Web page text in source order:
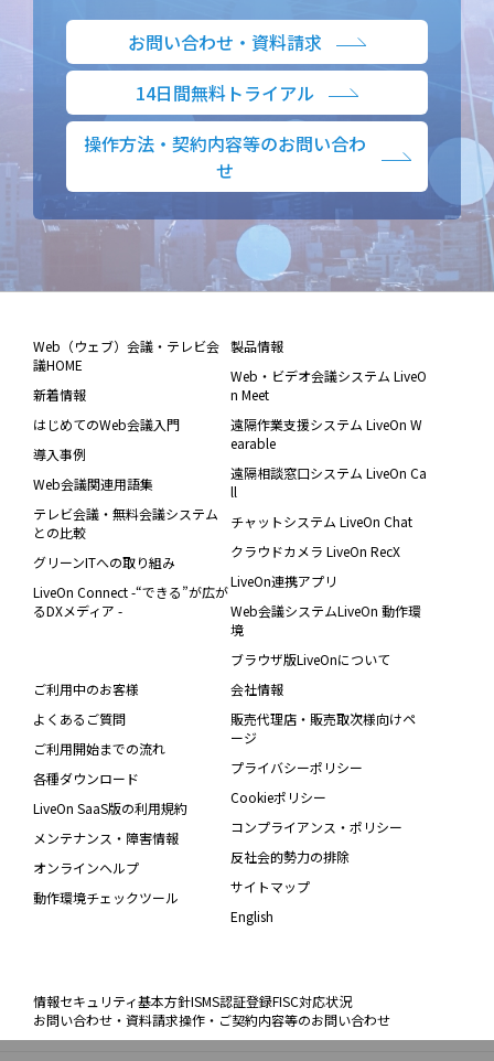
お問い合わせ・資料請求
14日間無料トライアル
操作方法・契約内容等のお問い合わ
せ
Web（ウェブ）会議・テレビ会
議HOME
新着情報
はじめてのWeb会議入門
導入事例
Web会議関連用語集
テレビ会議・無料会議システム
との比較
グリーンITへの取り組み
LiveOn Connect -“できる”が広が
るDXメディア -
製品情報
Web・ビデオ会議システム LiveO
n Meet
遠隔作業支援システム LiveOn W
earable
遠隔相談窓口システム LiveOn Ca
ll
チャットシステム LiveOn Chat
クラウドカメラ LiveOn RecX
LiveOn連携アプリ
Web会議システムLiveOn 動作環
境
ブラウザ版LiveOnについて
ご利用中のお客様
よくあるご質問
ご利用開始までの流れ
各種ダウンロード
LiveOn SaaS版の利用規約
メンテナンス・障害情報
オンラインヘルプ
動作環境チェックツール
会社情報
販売代理店・販売取次様向けペ
ージ
プライバシーポリシー
Cookieポリシー
コンプライアンス・ポリシー
反社会的勢力の排除
サイトマップ
English
情報セキュリティ基本方針ISMS認証登録FISC対応状況
お問い合わせ・資料請求操作・ご契約内容等のお問い合わせ